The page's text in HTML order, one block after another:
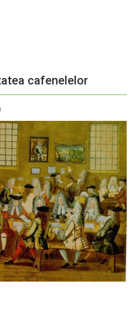
cafenelelor